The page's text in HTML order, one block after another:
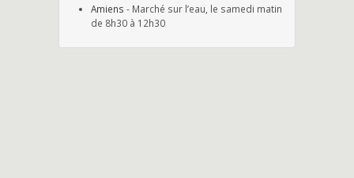
Amiens - Marché sur l’eau, le samedi matin
de 8h30 à 12h30